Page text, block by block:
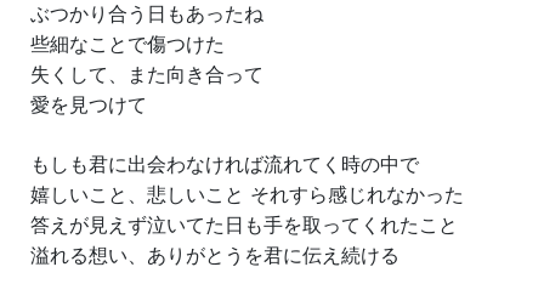
ぶつかり合う日もあったね
些細なことで傷つけた
失くして、また向き合って
愛を見つけて
もしも君に出会わなければ流れてく時の中で
嬉しいこと、悲しいこと それすら感じれなかった
答えが見えず泣いてた日も手を取ってくれたこと
溢れる想い、ありがとうを君に伝え続ける